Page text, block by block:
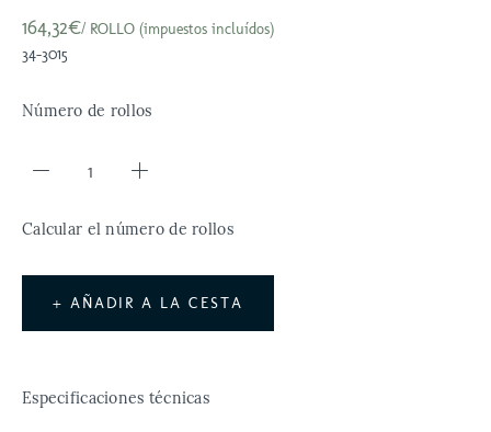
164,32€/ ROLLO (impuestos incluídos)
34-3015
Número de rollos
Calcular el número de rollos
+ AÑADIR A LA CESTA
Especificaciones técnicas